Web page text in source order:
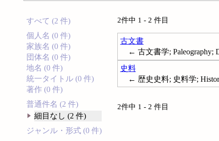
すべて (2 件)
個人名 (0 件)
家族名 (0 件)
団体名 (0 件)
地名 (0 件)
統一タイトル (0 件)
著作 (0 件)
普通件名 (2 件)
細目なし (2 件)
ジャンル・形式 (0 件)
2件中 1 - 2 件目
古文書
← 古文書学; Paleography;
史料
← 歴史史料; 史料学;
2件中 1 - 2 件目